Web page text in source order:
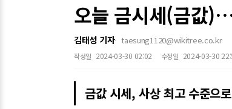
오늘 금시세(금값
김태성 기자 taesung1120@wikitree.co.kr
작성일 2024-03-30 02:02 수정일 2024-03-30
금값 시세, 사상 최고 수준으